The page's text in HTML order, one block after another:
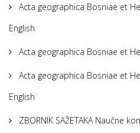
Acta geographica Bosniae et
English
Acta geographica Bosniae et
Acta geographica Bosniae et
English
ZBORNIK SAŽETAKA Naučne